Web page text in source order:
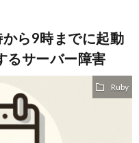
ム
用
サ
コ
ー
プ
ら9時までに起動
るサーバー障害
Ruby